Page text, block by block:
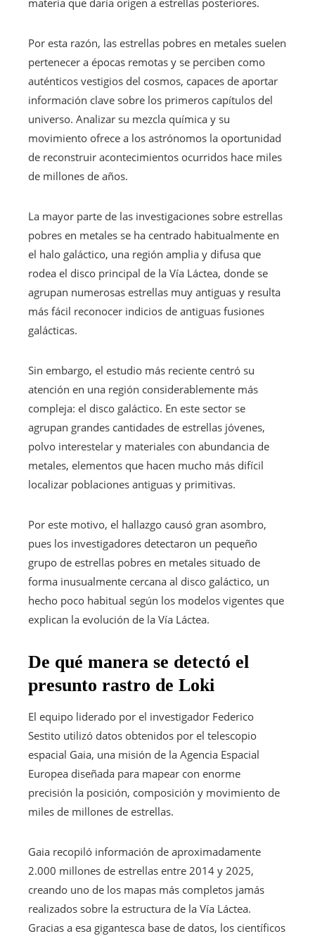
materia que daría origen a estrellas posteriores.
Por esta razón, las estrellas pobres en metales suelen
pertenecer a épocas remotas y se perciben como
auténticos vestigios del cosmos, capaces de aportar
información clave sobre los primeros capítulos del
universo. Analizar su mezcla química y su
movimiento ofrece a los astrónomos la oportunidad
de reconstruir acontecimientos ocurridos hace miles
de millones de años.
La mayor parte de las investigaciones sobre estrellas
pobres en metales se ha centrado habitualmente en
el halo galáctico, una región amplia y difusa que
rodea el disco principal de la Vía Láctea, donde se
agrupan numerosas estrellas muy antiguas y resulta
más fácil reconocer indicios de antiguas fusiones
galácticas.
Sin embargo, el estudio más reciente centró su
atención en una región considerablemente más
compleja: el disco galáctico. En este sector se
agrupan grandes cantidades de estrellas jóvenes,
polvo interestelar y materiales con abundancia de
metales, elementos que hacen mucho más difícil
localizar poblaciones antiguas y primitivas.
Por este motivo, el hallazgo causó gran asombro,
pues los investigadores detectaron un pequeño
grupo de estrellas pobres en metales situado de
forma inusualmente cercana al disco galáctico, un
hecho poco habitual según los modelos vigentes que
explican la evolución de la Vía Láctea.
De qué manera se detectó el
presunto rastro de Loki
El equipo liderado por el investigador Federico
Sestito utilizó datos obtenidos por el telescopio
espacial Gaia, una misión de la Agencia Espacial
Europea diseñada para mapear con enorme
precisión la posición, composición y movimiento de
miles de millones de estrellas.
Gaia recopiló información de aproximadamente
2.000 millones de estrellas entre 2014 y 2025,
creando uno de los mapas más completos jamás
realizados sobre la estructura de la Vía Láctea.
Gracias a esa gigantesca base de datos, los científicos